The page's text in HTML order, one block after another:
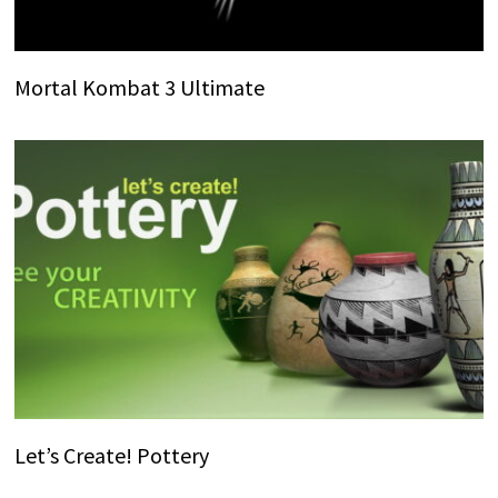
Mortal Kombat 3 Ultimate
Let’s Create! Pottery